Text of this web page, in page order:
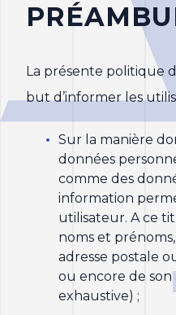
La présente politique
but d’informer les
Sur la manière
données
comme des
information
utilisateur. A ce
noms et
adresse postale
ou encore de son
exhaustive) ;